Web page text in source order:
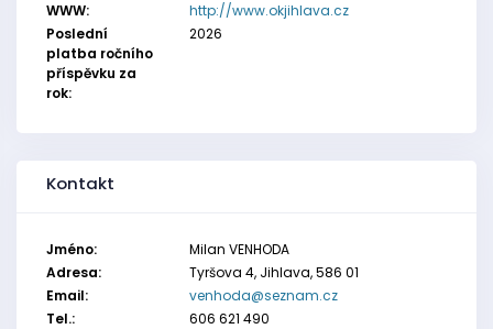
WWW:
http://www.okjihlava.cz
Poslední
platba ročního
příspěvku za
rok:
2026
Kontakt
Jméno:
Milan VENHODA
Adresa:
Tyršova 4, Jihlava, 586 01
Email:
venhoda@seznam.cz
Tel.:
606 621 490